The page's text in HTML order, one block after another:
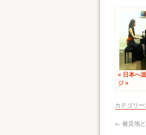
« 日本へ
ジ »
カテゴリー:
← 被災地